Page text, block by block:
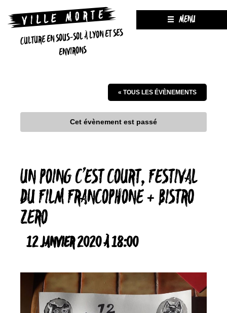
CULTURE EN SOUS-SOL À LYON ET SES
ENVIRONS
MENU
« TOUS LES ÉVÈNEMENTS
Cet évènement est passé
UN POING C’EST COURT, FESTIVAL
DU FILM FRANCOPHONE + BISTRO
ZERO
12 JANVIER 2020 À 18:00